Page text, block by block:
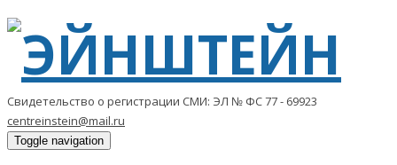
Свидетельство о регистрации СМИ: ЭЛ № ФС 77 - 69923
centreinstein@mail.ru
Toggle navigation